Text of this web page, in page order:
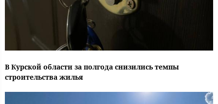
В Курской области за полгода снизились темпы
строительства жилья